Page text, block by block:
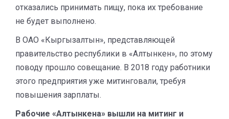
отказались принимать пищу, пока их требование
не будет выполнено.
В ОАО «Кыргызалтын», представляющей
правительство республики в «Алтынкен», по этому
поводу прошло совещание. В 2018 году работники
этого предприятия уже митинговали, требуя
повышения зарплаты.
Рабочие «Алтынкена» вышли на митинг и